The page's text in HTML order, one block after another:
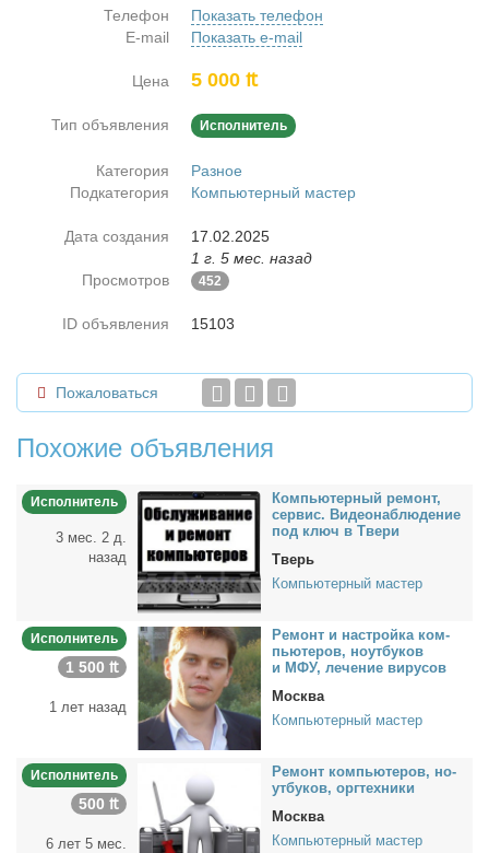
Телефон
Показать телефон
E-mail
Показать e-mail
Цена 5 000 ₶
Тип объявления Исполнитель
Категория
Разное
Подкатегория
Компьютерный мастер
Дата создания
17.02.2025
1 г. 5 мес. назад
Просмотров
452
ID объявления 15103
Пожаловаться
Похожие объявления
Исполнитель
3 мес. 2 д.
назад
Ком­пью­тер­ный ре­монт,
сер­вис. Ви­део­на­блю­де­ние
под ключ в Тве­ри
Тверь
Компьютерный мастер
Исполнитель
1 500 ₶
1 лет назад
Ре­монт и на­строй­ка ком­
пью­те­ров, но­ут­бу­ков
и МФУ, ле­че­ние ви­ру­сов
Москва
Компьютерный мастер
Исполнитель
500 ₶
6 лет 5 мес.
Ре­монт ком­пью­те­ров, но­
ут­бу­ков, орг­тех­ни­ки
Москва
Компьютерный мастер